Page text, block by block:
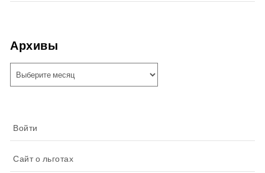
Архивы
Войти
Сайт о льготах